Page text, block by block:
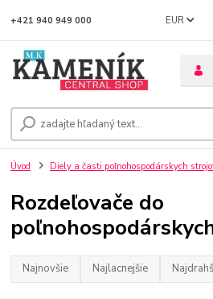
EUR
+421 940 949 000
Úvod Diely a časti poľnohospodárskych
Rozdeľovače do
Najnovšie Najlacnejšie